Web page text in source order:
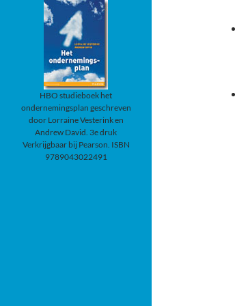
HBO studieboek het
ondernemingsplan geschreven
door Lorraine Vesterink en
Andrew David. 3e druk
Verkrijgbaar bij Pearson. ISBN
9789043022491